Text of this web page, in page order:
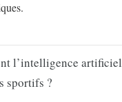
l’intelligence
sportifs ?